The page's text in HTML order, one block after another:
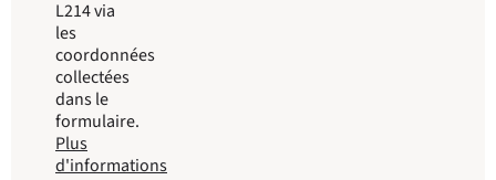
L214 via
les
coordonnées
collectées
dans le
formulaire.
Plus
d'informations